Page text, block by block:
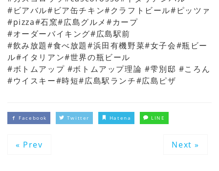
#ビアバル#ビア缶チキン#クラフトビール#ピッツァ
#pizza#石窯#広島グルメ#カープ
#オーダーバイキング#広島駅前
#飲み放題#食べ放題#浜田有機野菜#女子会#瓶ビー
ル#イタリアン#世界の瓶ビール
#ボトムアップ #ボトムアップ理論 #雫別邸 #ころん
#ウイスキー#時短#広島駅ランチ#広島ピザ
Facebook Twitter Hatena LINE
« Prev Next »